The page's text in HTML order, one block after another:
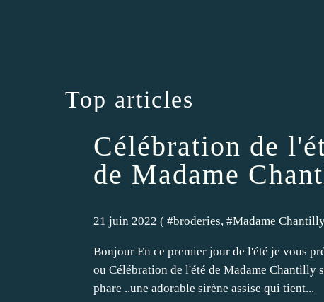
Top articles
Célébration de
de Madame
21 juin 2022 ( #broderies, #Madame
Bonjour En ce premier jour de l'été je vous
ou Célébration de l'été de Madame Chantilly
phare ..une adorable sirène assise qui tient...